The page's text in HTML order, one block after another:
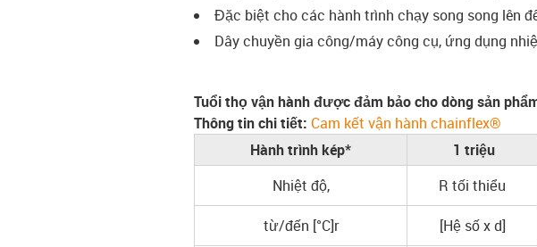
Đặc biệt cho các hành trình chạy song song lên
Dây chuyền gia công/máy công cụ, ứng dụng
Tuổi thọ vận hành được đảm bảo cho dòng sản
Thông tin chi tiết: Cam kết vận hành chainflex®
Hành trình kép*
1 triệu
Nhiệt độ,
R tối thiểu
từ/đến [°C]r [Hệ số x d]